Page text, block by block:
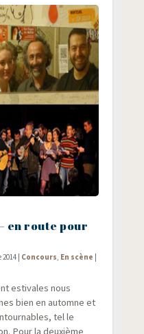
en route pour
2014 | Concours En scène |
esti­vales nous
bien en automne et
tel le
Pour la deuxième